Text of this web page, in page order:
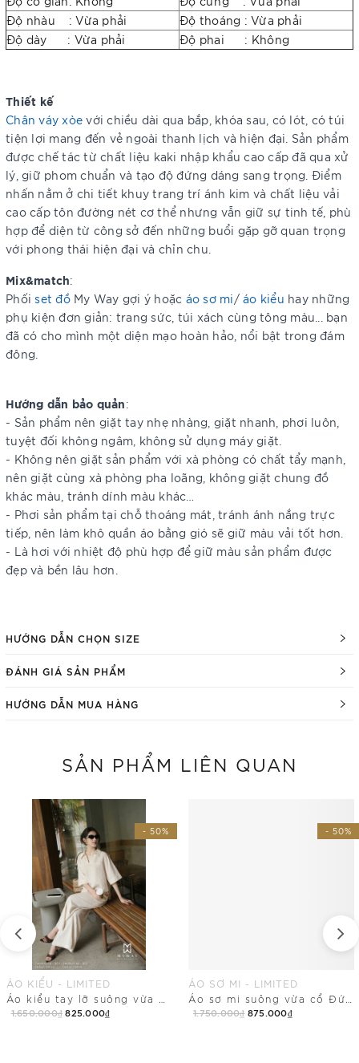
Độ nhàu : Vừa phải
Độ thoáng : Vừa phải
Độ dày : Vừa phải
Độ phai : Không
Thiết kế
Chân váy xòe với chiều dài qua bắp, khóa sau, có lót, có túi
tiện lợi mang đến vẻ ngoài thanh lịch và hiện đại. Sản phẩm
được chế tác từ chất liệu kaki nhập khẩu cao cấp đã qua xử
lý, giữ phom chuẩn và tạo độ đứng dáng sang trọng. Điểm
nhấn nằm ở chi tiết khuy trang trí ánh kim và chất liệu vải
cao cấp tôn đường nét cơ thể nhưng vẫn giữ sự tinh tế, phù
hợp để diện từ công sở đến những buổi gặp gỡ quan trọng
với phong thái hiện đại và chỉn chu.
Mix&match:
Phốiset đồMy Way gợi ý hoặc áo sơ mi/ áo kiểu hay những
phụ kiện đơn giản: trang sức, túi xách cùng tông màu... bạn
đã có cho mình một diện mạo hoàn hảo, nổi bật trong đám
đông.
Hướng dẫn bảo quản:
- Sản phẩm nên giặt tay nhẹ nhàng, giặt nhanh, phơi luôn,
tuyệt đối không ngâm, không sử dụng máy giặt.
- Không nên giặt sản phẩm với xà phòng có chất tẩy mạnh,
nên giặt cùng xà phòng pha loãng, không giặt chung đồ
khác màu, tránh dính màu khác…
- Phơi sản phẩm tại chỗ thoáng mát, tránh ánh nắng trực
tiếp, nên làm khô quần áo bằng gió sẽ giữ màu vải tốt hơn.
- Là hơi với nhiệt độ phù hợp để giữ màu sản phẩm được
đẹp và bền lâu hơn.
HƯỚNG DẪN CHỌN SIZE
ĐÁNH GIÁ SẢN PHẨM
HƯỚNG DẪN MUA HÀNG
SẢN PHẨM LIÊN QUAN
- 50%
ÁO KIỂU - LIMITED
1.650.000₫ 825.000₫
- 50%
ÁO SƠ MI - LIMITED
1.750.000₫ 875.000₫